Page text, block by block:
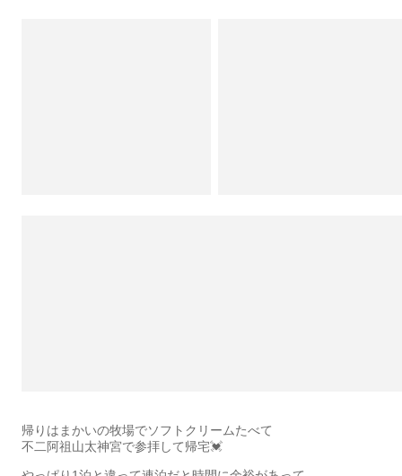
帰りはまかいの牧場でソフトクリームたべて
不二阿祖山太神宮で参拝して帰宅💓